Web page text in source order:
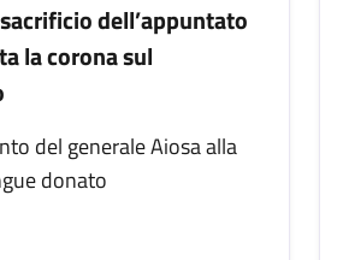
dell’appuntato
la corona sul
del generale Aiosa alla
donato